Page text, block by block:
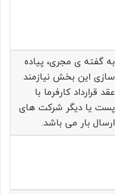
به گفته ی مجری، پیاده
سازی این بخش نیازمند
عقد قرارداد کارفرما با
پست یا دیگر شرکت های
ارسال بار می باشد.